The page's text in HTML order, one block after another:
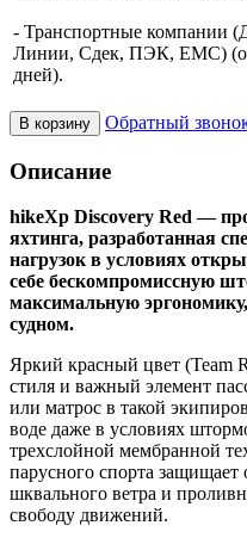
- Транспортные компании
Линии, Сдек, ПЭК, ЕМС)
дней).
В корзину Обратный
Описание
hikeXp Discovery Red —
яхтинга, разработанная
нагрузок в условиях
себе бескомпромиссную
максимальную
судном.
Яркий красный цвет (Team
стиля и важный элемент
или матрос в такой
воде даже в условиях
трехслойной мембранной
парусного спорта
шквального ветра и
свободу движений.